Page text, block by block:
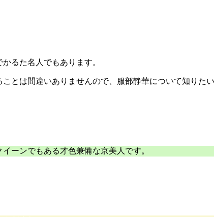
るた名人でもあります。
とは間違いありませんので、服部静華について知りた
ーンでもある才色兼備な京美人です。